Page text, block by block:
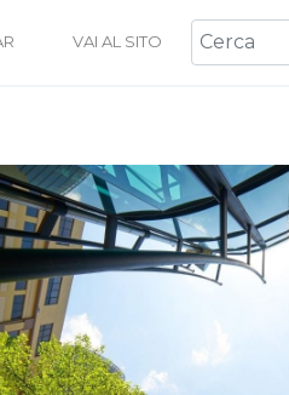
VAI AL SITO